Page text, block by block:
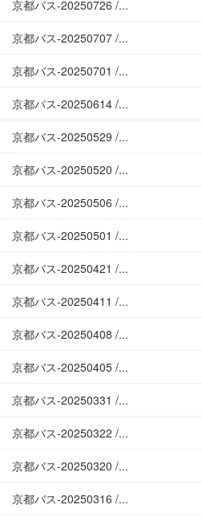
京都バス-20250726 /...
京都バス-20250707 /...
京都バス-20250701 /...
京都バス-20250614 /...
京都バス-20250529 /...
京都バス-20250520 /...
京都バス-20250506 /...
京都バス-20250501 /...
京都バス-20250421 /...
京都バス-20250411 /...
京都バス-20250408 /...
京都バス-20250405 /...
京都バス-20250331 /...
京都バス-20250322 /...
京都バス-20250320 /...
京都バス-20250316 /...